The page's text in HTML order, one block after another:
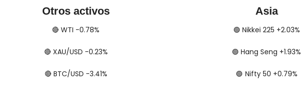
Otros activos
🔴 ​​​​ WTI -0.78%
🔴​​​​ XAU/USD -0.23%
🔴​​​​ BTC/USD -3.41%
Asia
🟢 ​​​​ Nikkei 225 +2.03%
🟢 ​​​​ Hang Seng +1.93%
🟢 ​​​  Nifty 50 +0.79%